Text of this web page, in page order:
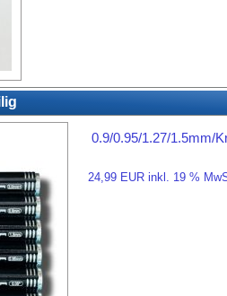
0.9/0.95/1.27/1.5mm/
24,99 EUR inkl. 19 %